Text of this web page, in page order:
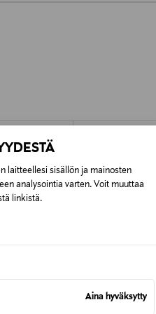
laitteellesi sisällön ja mainosten
analysointia varten. Voit muuttaa
linkistä.
Aina hyväksytty
kun toimitus on saatavilla